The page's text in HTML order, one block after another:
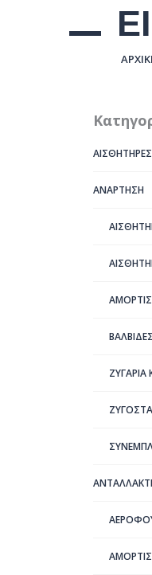
ΑΝΑΡΤΗΣΗ
ΖΥΓΑΡΙΑ